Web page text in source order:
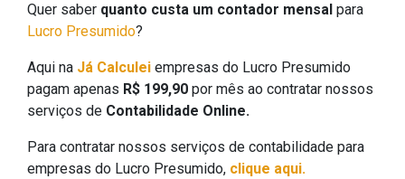
Quer saber quanto custa um contador mensal para
Lucro Presumido?
Aqui na Já Calculei empresas do Lucro Presumido
pagam apenas R$ 199,90 por mês ao contratar nossos
serviços de Contabilidade Online.
Para contratar nossos serviços de contabilidade para
empresas do Lucro Presumido, clique aqui.